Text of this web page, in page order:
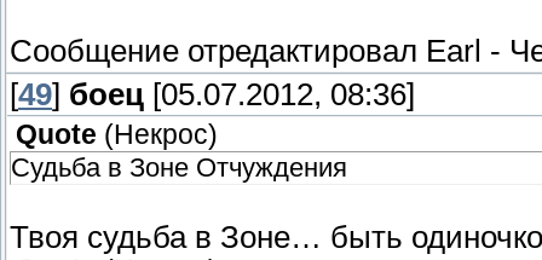
Сообщение отредактировал Earl -
[49] боец [05.07.2012, 08:36]
Quote ( Некрос)
Судьба в Зоне Отчуждения
Твоя судьба в Зоне… быть